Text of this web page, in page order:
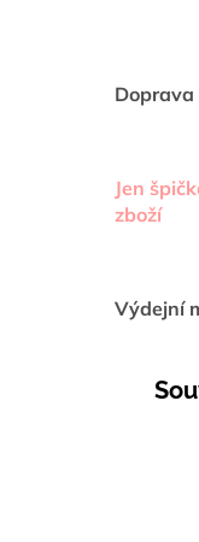
Jen
zboží
Výdejní